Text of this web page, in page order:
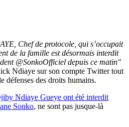
Chef de protocole, qui s’occupait
de la famille est désormais interdit
@SonkoOfficiel depuis ce matin"
Ndiaye sur son compte Twitter tout
défenses des droits humains.
Ndiaye Gueye ont été interdit
Sonko, ne sont pas jusque-là